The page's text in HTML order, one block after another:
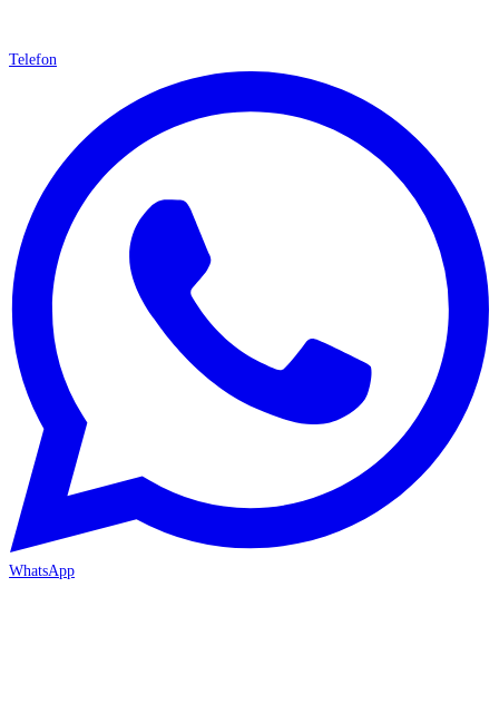
Telefon
WhatsApp